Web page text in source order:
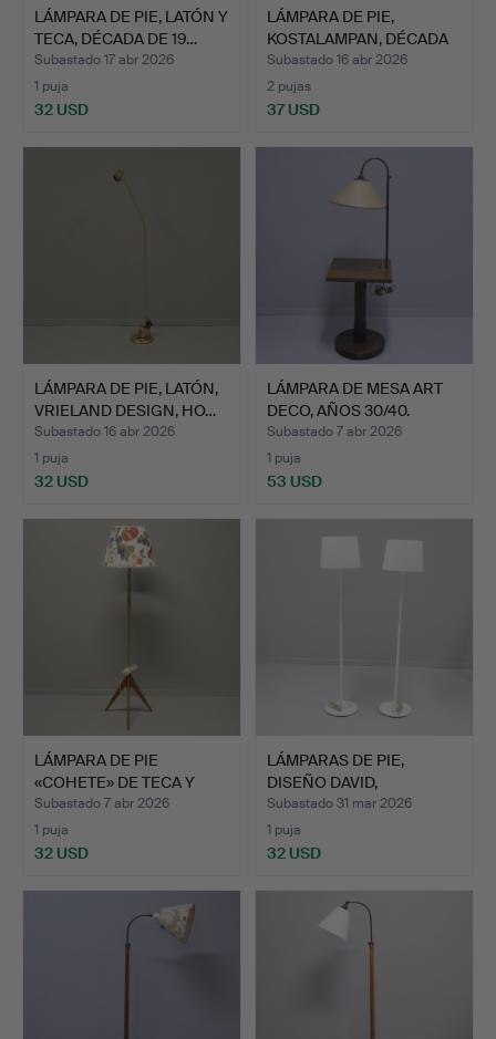
LÁMPARA DE PIE, LATÓN Y
TECA, DÉCADA DE 19…
Subastado 17 abr 2026
1 puja
32 USD
LÁMPARA DE PIE,
KOSTALAMPAN, DÉCADA
DE 197…
Subastado 16 abr 2026
2 pujas
37 USD
LÁMPARA DE PIE, LATÓN,
VRIELAND DESIGN, HO…
Subastado 16 abr 2026
1 puja
32 USD
LÁMPARA DE MESA ART
DECO, AÑOS 30/40.
Subastado 7 abr 2026
1 puja
53 USD
LÁMPARA DE PIE
«COHETE» DE TECA Y
LATÓN, Ö…
Subastado 7 abr 2026
1 puja
32 USD
LÁMPARAS DE PIE,
DISEÑO DAVID,
ILUMINACIÓN…
Subastado 31 mar 2026
1 puja
32 USD